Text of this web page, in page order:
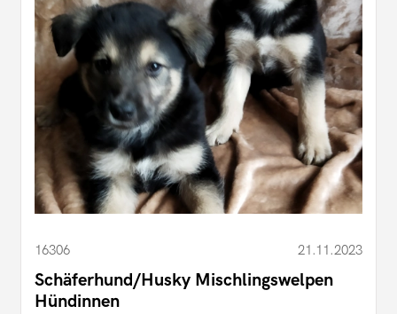
16306 21.11.2023
Schäferhund/Husky Mischlingswelpen
Hündinnen